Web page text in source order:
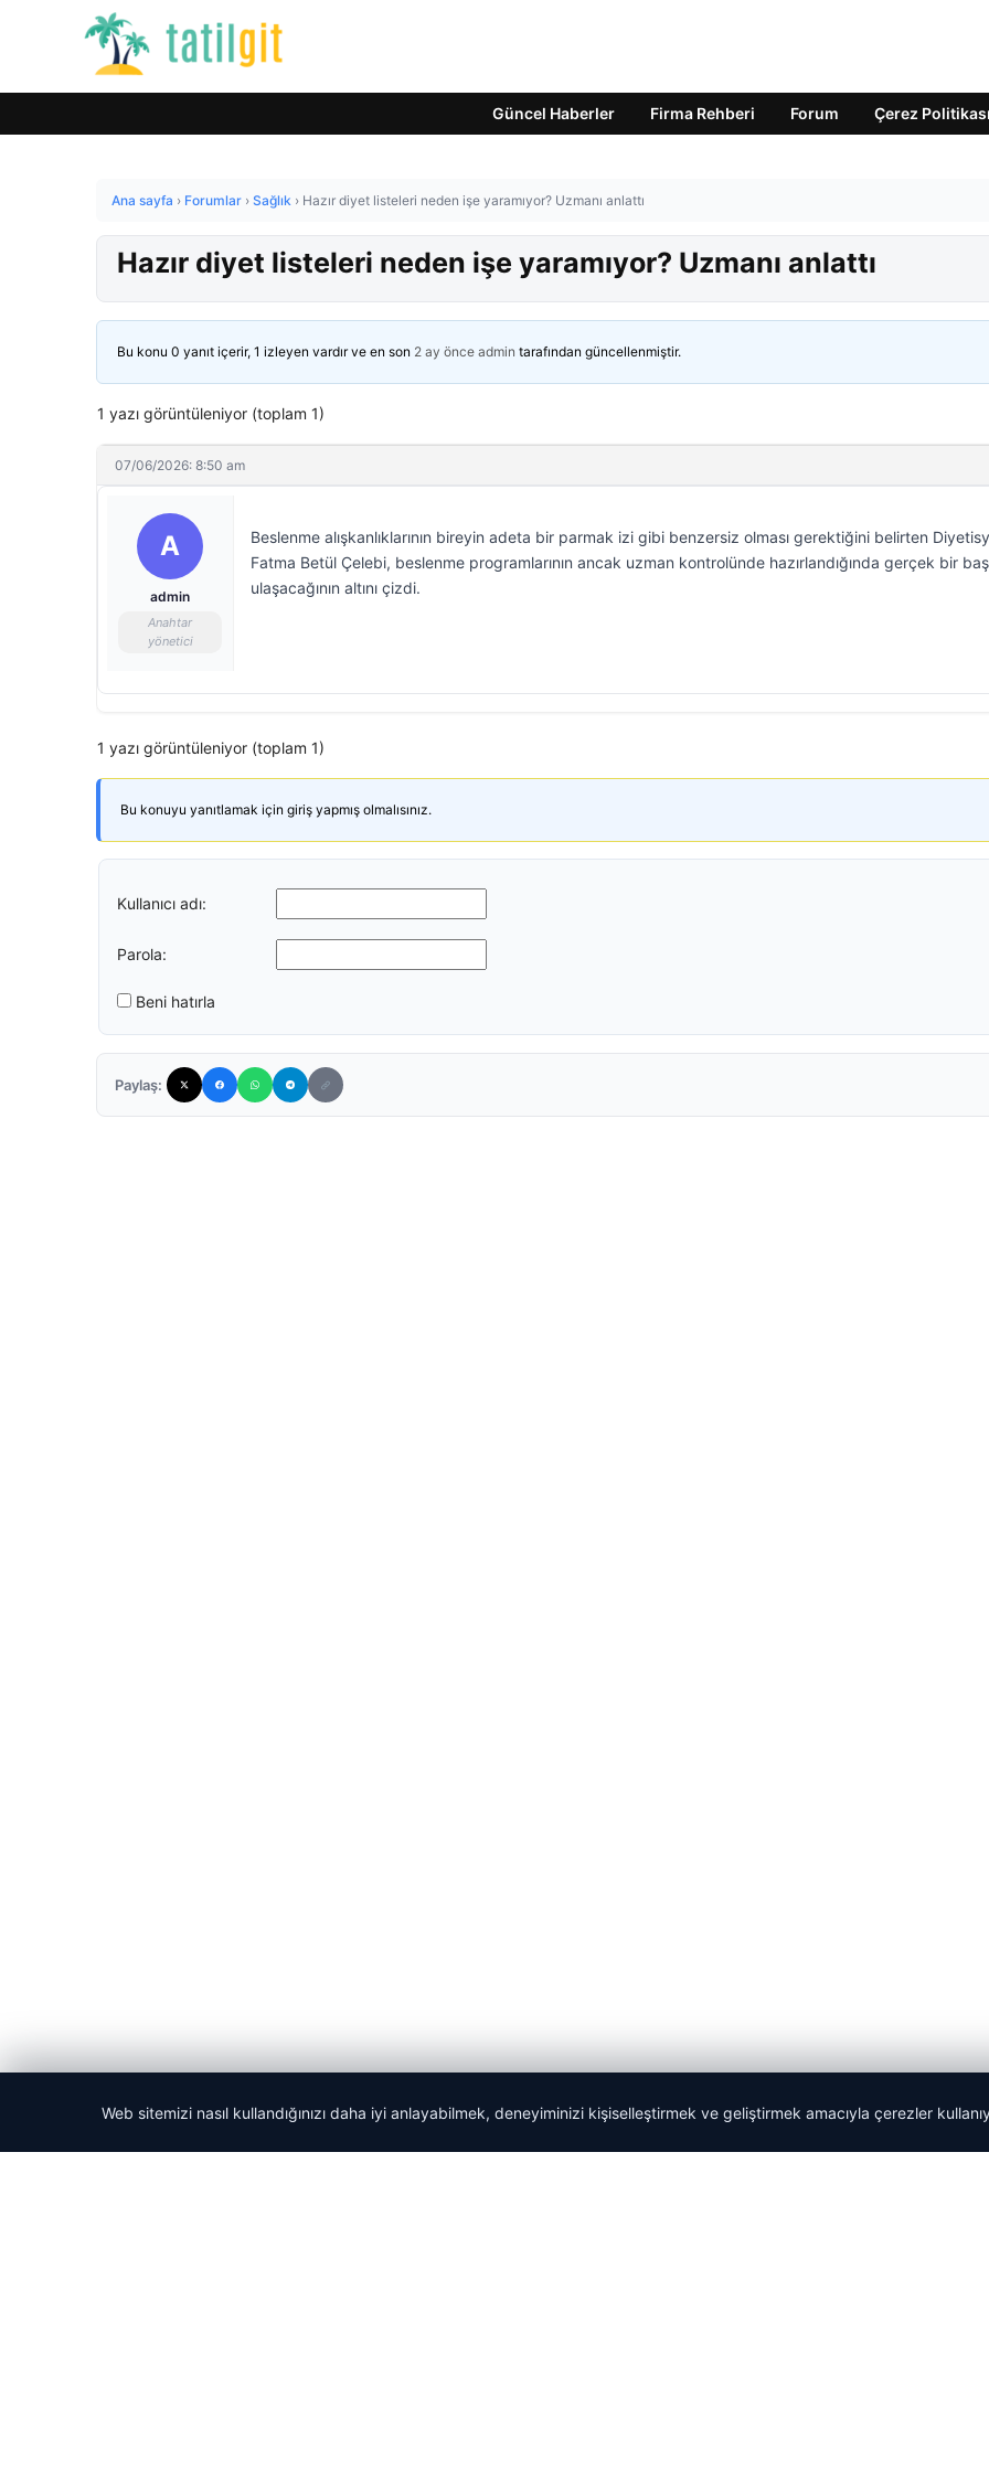
Güncel Haberler Firma Rehberi Forum Çerez Politikası
Ana sayfa › Forumlar › Sağlık › Hazır diyet listeleri neden işe yaramıyor? Uzmanı anlattı
Hazır diyet listeleri neden işe yaramıyor? Uzmanı anlattı
Bu konu 0 yanıt içerir, 1 izleyen vardır ve en son 2 ay önce admin tarafından güncellenmiştir.
1 yazı görüntüleniyor (toplam 1)
07/06/2026: 8:50 am
A
admin
Anahtar
yönetici
Beslenme alışkanlıklarının bireyin adeta bir parmak izi gibi benzersiz olması gerektiğini belirten
Fatma Betül Çelebi, beslenme programlarının ancak uzman kontrolünde hazırlandığında gerçek bir
ulaşacağının altını çizdi.
1 yazı görüntüleniyor (toplam 1)
Bu konuyu yanıtlamak için giriş yapmış olmalısınız.
Kullanıcı adı:
Parola:
Beni hatırla
Paylaş:
Web sitemizi nasıl kullandığınızı daha iyi anlayabilmek, deneyiminizi kişiselleştirmek ve geliştirmek amacıyla çerezler